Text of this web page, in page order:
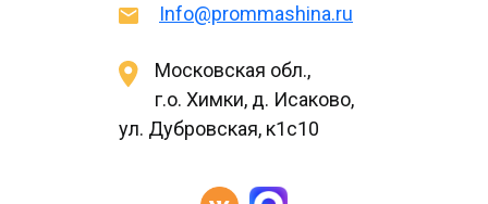
Info@prommashina.ru
Московская обл.,
г.о. Химки, д. Исаково,
ул. Дубровская, к1с10